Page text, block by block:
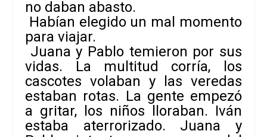
no daban abasto.
Habían elegido un mal momento
para viajar.
Juana y Pablo temieron por sus
vidas. La multitud corría, los
cascotes volaban y las veredas
estaban rotas. La gente empezó
a gritar, los niños lloraban. Iván
estaba aterrorizado. Juana y